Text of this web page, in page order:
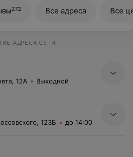
272 Все адреса Все
АДРЕСА СЕТИ
12А Выходной
123Б до 14:00